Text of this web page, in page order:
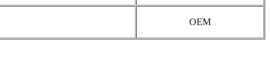
OEM